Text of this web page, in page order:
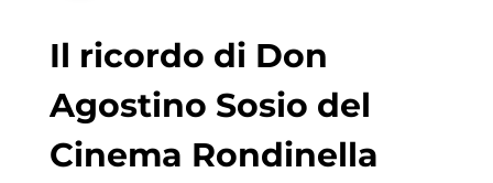
Il ricordo di Don
Agostino Sosio del
Cinema Rondinella